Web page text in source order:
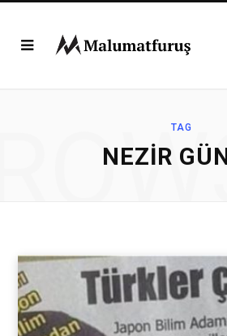
TAG
NEZIR